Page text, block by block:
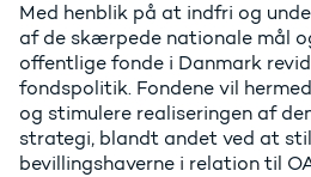
Med henblik på at indfri og
af de skærpede nationale mål
offentlige fonde i Danmark
fondspolitik. Fondene vil
og stimulere realiseringen af
strategi, blandt andet ved at
bevillingshaverne i relation til